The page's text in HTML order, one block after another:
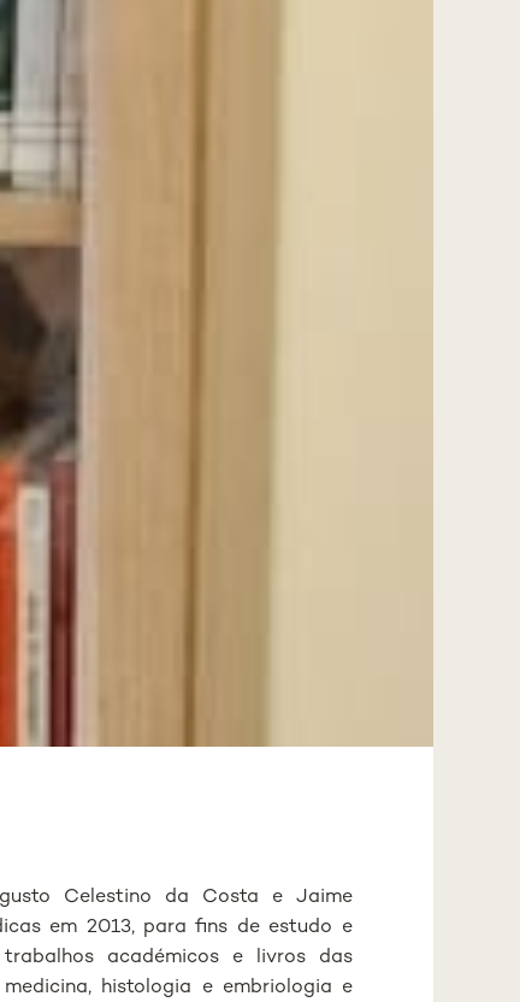
Celestino da Costa e Jaime
em 2013, para fins de estudo e
académicos e livros das
histologia e embriologia e